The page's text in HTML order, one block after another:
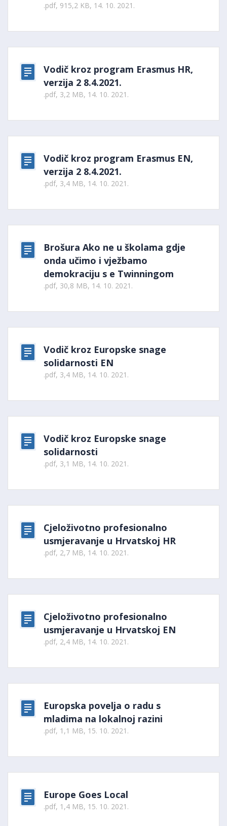
.pdf, 915,2 KB, 14. 10. 2021.
Vodič kroz program Erasmus HR,
verzija 2 8.4.2021.
.pdf, 3,2 MB, 14. 10. 2021.
Vodič kroz program Erasmus EN,
verzija 2 8.4.2021.
.pdf, 3,4 MB, 14. 10. 2021.
Brošura Ako ne u školama gdje
onda učimo i vježbamo
demokraciju s e Twinningom
.pdf, 30,8 MB, 14. 10. 2021.
Vodič kroz Europske snage
solidarnosti EN
.pdf, 3,4 MB, 14. 10. 2021.
Vodič kroz Europske snage
solidarnosti
.pdf, 3,1 MB, 14. 10. 2021.
Cjeloživotno profesionalno
usmjeravanje u Hrvatskoj HR
.pdf, 2,7 MB, 14. 10. 2021.
Cjeloživotno profesionalno
usmjeravanje u Hrvatskoj EN
.pdf, 2,4 MB, 14. 10. 2021.
Europska povelja o radu s
mladima na lokalnoj razini
.pdf, 1,1 MB, 15. 10. 2021.
Europe Goes Local
.pdf, 1,4 MB, 15. 10. 2021.